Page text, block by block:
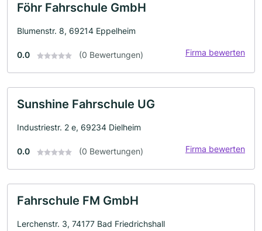
Föhr Fahrschule GmbH
Blumenstr. 8, 69214 Eppelheim
0.0 (0 Bewertungen) Firma bewerten
Sunshine Fahrschule UG
Industriestr. 2 e, 69234 Dielheim
0.0 (0 Bewertungen) Firma bewerten
Fahrschule FM GmbH
Lerchenstr. 3, 74177 Bad Friedrichshall